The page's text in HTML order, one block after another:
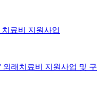
료비 지원사업
외래치료비 지원사업 및 구